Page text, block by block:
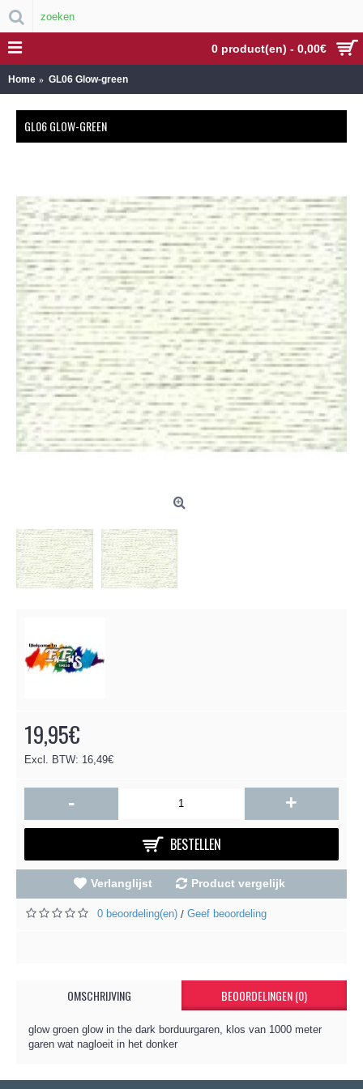
0 product(en) - 0,00€
Home GL06 Glow-green
GL06 GLOW-GREEN
19,95€
Excl. BTW: 16,49€
- +
BESTELLEN
Verlanglijst Product vergelijk
0 beoordeling(en) / Geef beoordeling
OMSCHRIJVING BEOORDELINGEN (0)
glow groen glow in the dark borduurgaren, klos van 1000 meter
garen wat nagloeit in het donker